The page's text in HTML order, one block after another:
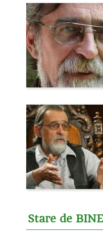
Stare de